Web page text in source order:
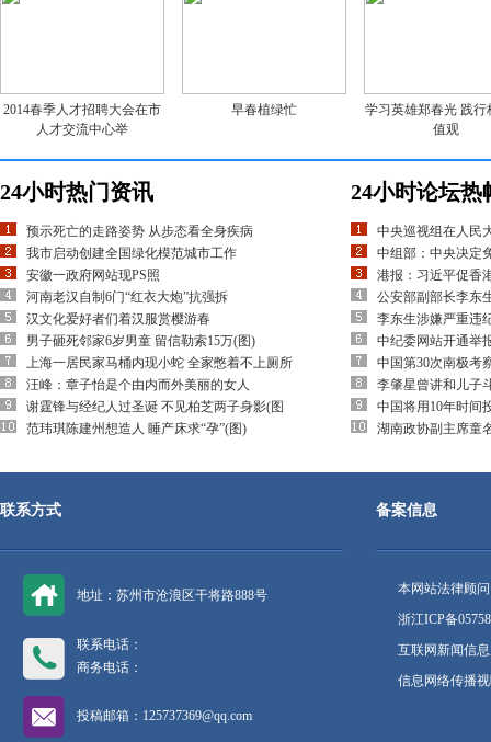
2014春季人才招聘大会在市
人才交流中心举
早春植绿忙
学习英雄郑春光 践行
值观
24小时热门资讯
预示死亡的走路姿势 从步态看全身疾病
我市启动创建全国绿化模范城市工作
安徽一政府网站现PS照
河南老汉自制6门“红衣大炮”抗强拆
汉文化爱好者们着汉服赏樱游春
男子砸死邻家6岁男童 留信勒索15万(图)
上海一居民家马桶内现小蛇 全家憋着不上厕所
汪峰：章子怡是个由内而外美丽的女人
谢霆锋与经纪人过圣诞 不见柏芝两子身影(图
范玮琪陈建州想造人 睡产床求“孕”(图)
24小时论坛热
中央巡视组在人民
中组部：中央决定
港报：习近平促香
公安部副部长李东
李东生涉嫌严重违
中纪委网站开通举
中国第30次南极考
李肇星曾讲和儿子
中国将用10年时间
湖南政协副主席童
联系方式
地址：苏州市沧浪区干将路888号
联系电话：
商务电话：
投稿邮箱：125737369@qq.com
备案信息
本网站法律顾
浙江ICP备
互联网新闻信
信息网络传播